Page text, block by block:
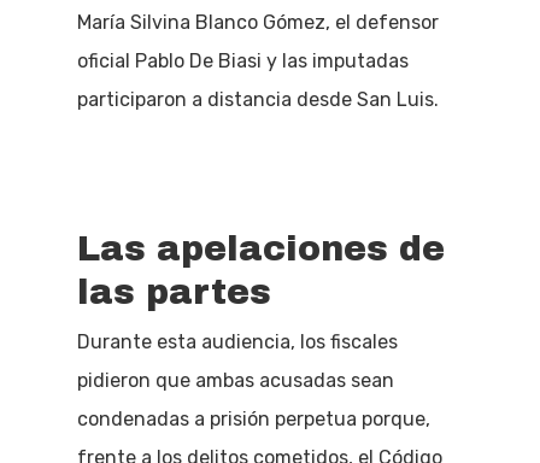
María Silvina Blanco Gómez, el defensor
oficial Pablo De Biasi y las imputadas
participaron a distancia desde San Luis.
Las apelaciones de
las partes
Durante esta audiencia, los fiscales
pidieron que ambas acusadas sean
condenadas a prisión perpetua porque,
frente a los delitos cometidos, el Código